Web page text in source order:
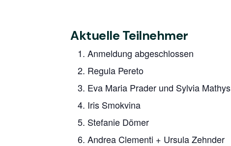
Aktuelle Teilnehmer
1. Anmeldung abgeschlossen
2. Regula Pereto
3. Eva Maria Prader und Sylvia Mathys
4. Iris Smokvina
5. Stefanie Dömer
6. Andrea Clementi + Ursula Zehnder